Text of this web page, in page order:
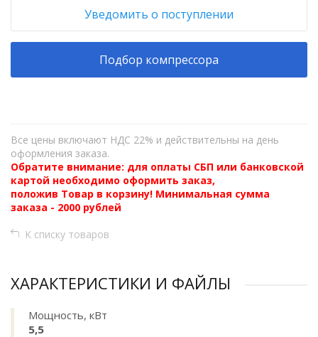
Уведомить о поступлении
Подбор компрессора
Все цены включают НДС 22% и действительны на день
оформления заказа.
Обратите внимание: для оплаты СБП или банковской
картой необходимо оформить заказ,
положив Товар в корзину! Минимальная сумма
заказа - 2000 рублей
К списку товаров
ХАРАКТЕРИСТИКИ И ФАЙЛЫ
Мощность, кВт
5,5